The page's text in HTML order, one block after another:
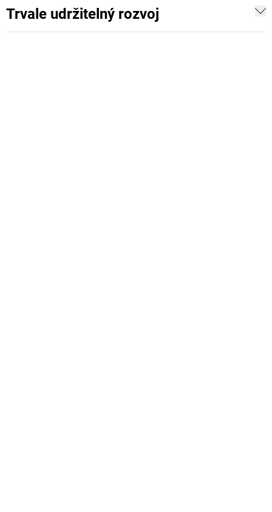
Trvale udržitelný rozvoj